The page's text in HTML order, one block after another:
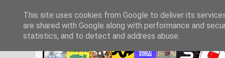
This site uses cookies from Google to deliver its
are shared with Google along with performance and
statistics, and to detect and address abuse.